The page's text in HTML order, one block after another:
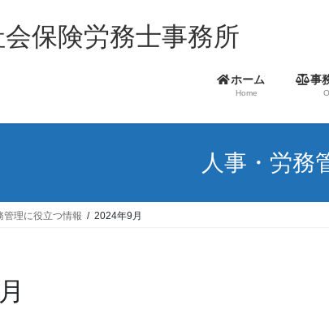
保険労務士事務所
ホーム
Home
事
人事・労務
管理に役立つ情報 2024年9月